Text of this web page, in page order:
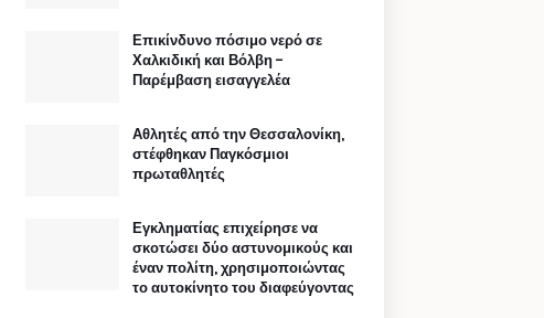
Επικίνδυνο πόσιμο νερό σε
Χαλκιδική και Βόλβη -
Παρέμβαση εισαγγελέα
Αθλητές από την Θεσσαλονίκη,
στέφθηκαν Παγκόσμιοι
πρωταθλητές
Εγκληματίας επιχείρησε να
σκοτώσει δύο αστυνομικούς και
έναν πολίτη, χρησιμοποιώντας
το αυτοκίνητο του διαφεύγοντας